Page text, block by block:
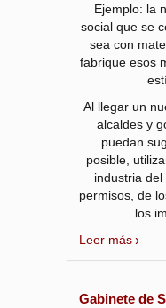
Ejemplo: la
social que se
sea con
fabrique esos
Al llegar un
alcaldes y
puedan
posible,
industria
permisos, de
los
Leer más
Gabinete de